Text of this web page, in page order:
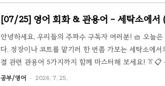
[07/25] 영어 회화 & 관용어 - 세탁소
안녕하세요, 우리들의 주파수 구독자 여러분! 🧺 오늘
다. 정장이나 코트를 맡기러 한 번쯤 가보는 세탁소에
결 관련 관용어 5가지까지 함께 마스터해 보세요!
정리3. 🗣️ 오늘의 관용어 5선4. 📝 핵심 표현 & 관용어
공부/영어 2026. 7. 25.